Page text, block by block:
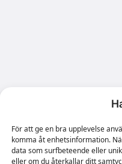
För att ge en bra upplevelse
komma åt enhetsinformation.
data som surfbeteende eller
eller om du återkallar ditt